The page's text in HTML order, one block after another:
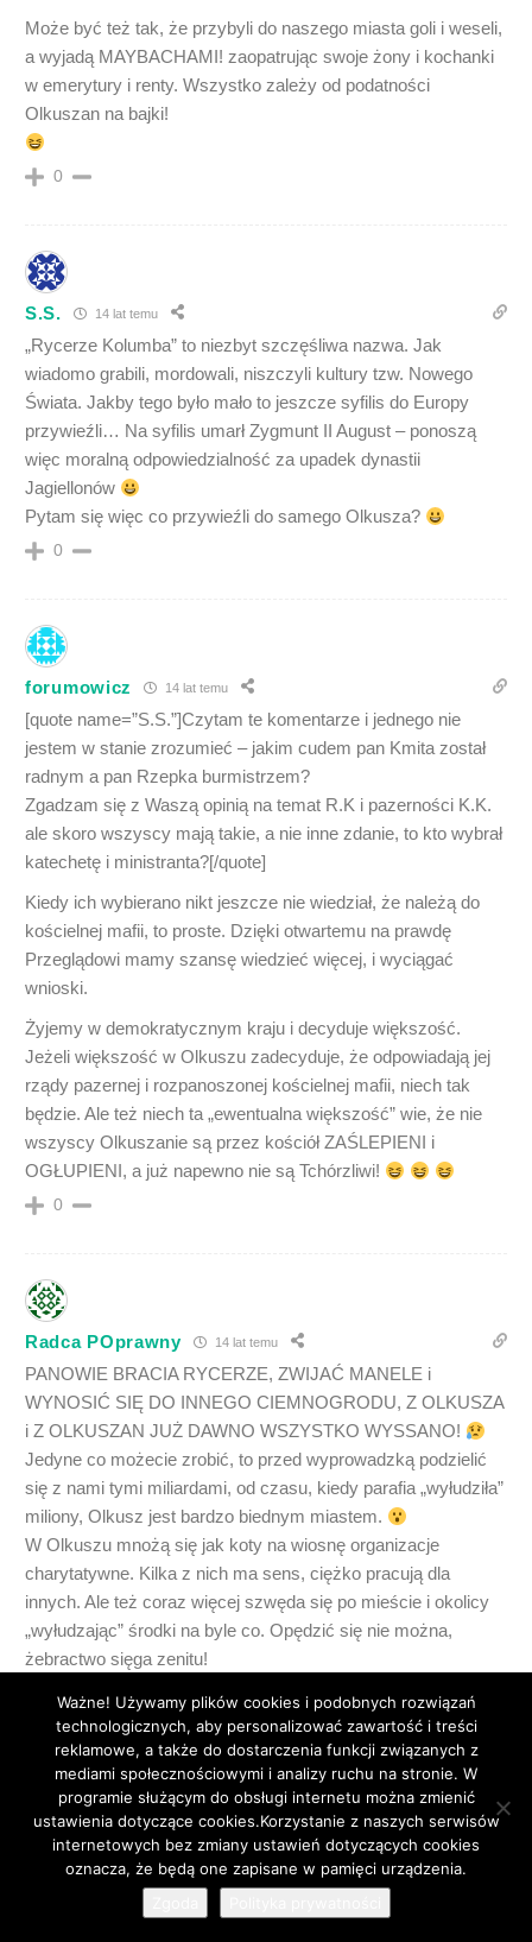
Może być też tak, że przybyli do naszego miasta goli i weseli,
a wyjadą MAYBACHAMI! zaopatrując swoje żony i kochanki
w emerytury i renty. Wszystko zależy od podatności
Olkuszan na bajki!
0
S.S. 14 lat temu
„Rycerze Kolumba” to niezbyt szczęśliwa nazwa. Jak
wiadomo grabili, mordowali, niszczyli kultury tzw. Nowego
Świata. Jakby tego było mało to jeszcze syfilis do Europy
przywieźli… Na syfilis umarł Zygmunt II August – ponoszą
więc moralną odpowiedzialność za upadek dynastii
Jagiellonów
Pytam się więc co przywieźli do samego Olkusza?
0
forumowicz 14 lat temu
[quote name=”S.S.”]Czytam te komentarze i jednego nie
jestem w stanie zrozumieć – jakim cudem pan Kmita został
radnym a pan Rzepka burmistrzem?
Zgadzam się z Waszą opinią na temat R.K i pazerności K.K.
ale skoro wszyscy mają takie, a nie inne zdanie, to kto wybrał
katechetę i ministranta?[/quote]
Kiedy ich wybierano nikt jeszcze nie wiedział, że należą do
kościelnej mafii, to proste. Dzięki otwartemu na prawdę
Przeglądowi mamy szansę wiedzieć więcej, i wyciągać
wnioski.
Żyjemy w demokratycznym kraju i decyduje większość.
Jeżeli większość w Olkuszu zadecyduje, że odpowiadają jej
rządy pazernej i rozpanoszonej kościelnej mafii, niech tak
będzie. Ale też niech ta „ewentualna większość” wie, że nie
wszyscy Olkuszanie są przez kościół ZAŚLEPIENI i
OGŁUPIENI, a już napewno nie są Tchórzliwi!
0
Radca POprawny 14 lat temu
PANOWIE BRACIA RYCERZE, ZWIJAĆ MANELE i
WYNOSIĆ SIĘ DO INNEGO CIEMNOGRODU, Z OLKUSZA
i Z OLKUSZAN JUŻ DAWNO WSZYSTKO WYSSANO!
Jedyne co możecie zrobić, to przed wyprowadzką podzielić
się z nami tymi miliardami, od czasu, kiedy parafia „wyłudziła”
miliony, Olkusz jest bardzo biednym miastem.
W Olkuszu mnożą się jak koty na wiosnę organizacje
charytatywne. Kilka z nich ma sens, ciężko pracują dla
innych. Ale też coraz więcej szwęda się po mieście i okolicy
„wyłudzając” środki na byle co. Opędzić się nie można,
żebractwo sięga zenitu!
0
S.S. 14 lat temu
Czytam te komentarze i jednego nie jestem w stanie
zrozumieć – jakim cudem pan Kmita został radnym a pan
Rzepka burmistrzem?
Ważne! Używamy plików cookies i podobnych rozwiązań
technologicznych, aby personalizować zawartość i treści
reklamowe, a także do dostarczenia funkcji związanych z
mediami społecznościowymi i analizy ruchu na stronie. W
programie służącym do obsługi internetu można zmienić
ustawienia dotyczące cookies.Korzystanie z naszych serwisów
internetowych bez zmiany ustawień dotyczących cookies
oznacza, że będą one zapisane w pamięci urządzenia.